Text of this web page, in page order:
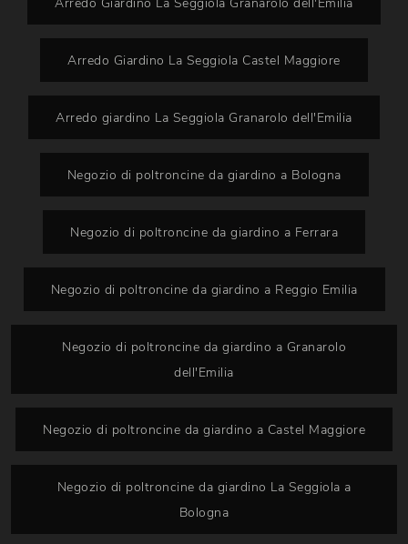
Arredo Giardino La Seggiola Castel Maggiore
Arredo giardino La Seggiola Granarolo dell'Emilia
Negozio di poltroncine da giardino a Bologna
Negozio di poltroncine da giardino a Ferrara
Negozio di poltroncine da giardino a Reggio Emilia
Negozio di poltroncine da giardino a Granarolo
dell'Emilia
Negozio di poltroncine da giardino a Castel Maggiore
Negozio di poltroncine da giardino La Seggiola a
Bologna